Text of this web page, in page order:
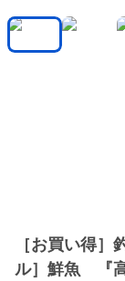
［お買い得
ル］鮮魚 『高